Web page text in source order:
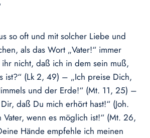
so oft und mit solcher Liebe und
als das Wort „Vater!“ immer
nicht, daß ich in dem sein muß,
ist?“ (Lk 2, 49) – „Ich preise Dich,
und der Erde!“ (Mt. 11, 25) –
daß Du mich erhört hast!“ (Joh.
wenn es möglich ist!“ (Mt. 26,
Hände empfehle ich meinen